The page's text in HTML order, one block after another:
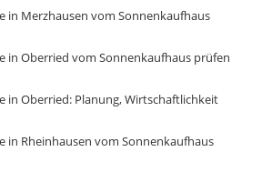
in Merzhausen vom Sonnenkaufhaus
in Oberried vom Sonnenkaufhaus prüfen
in Oberried: Planung, Wirtschaftlichkeit
in Rheinhausen vom Sonnenkaufhaus